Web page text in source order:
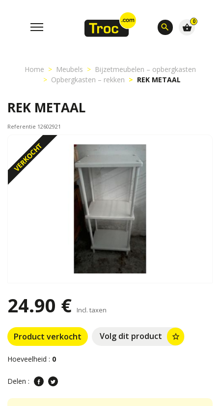
search
0
shopping_basket
Home Meubels
Bijzetmeubelen – opbergkasten
Opbergkasten – rekken
REK METAAL
REK METAAL
Referentie 12602921
VERKOCHT
24.90 € Incl. taxen
Product verkocht Volg dit product star_border
Hoeveelheid : 0
Delen :